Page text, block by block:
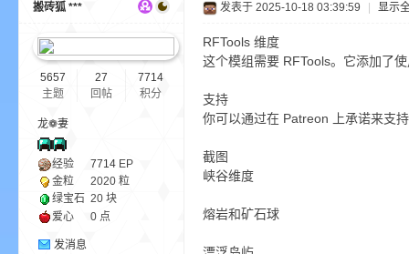
搬砖狐 ***
5657
主题
27
回帖
7714
积分
龙❁妻
经验 7714 EP
金粒
2020 粒
绿宝石 20 块
爱心
0 点
发消息
发表于 2025-10-18 03:39:59 显示
RFTools 维度
这个模组需要 RFTools。它添加了
支持
你可以通过在 Patreon 上承诺来支
截图
峡谷维度
熔岩和矿石球